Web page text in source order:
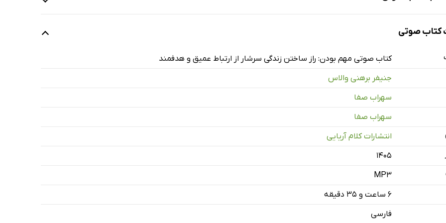
نویسنده و مقدمه
که می‌گذاری ارتباط برقرار کن
از نوع خوب
از حد اهمیت دادن
همه به یک «حامی کنار رینگ» نیاز دارند
صوتی
کتاب صوتی مهم بودن: راز ساختن زندگی سرشار از ارتباط عمیق و هدفمند
جنیفر برهنی والاس
سهراب صفا
سهراب صفا
انتشارات کلام آریایی
۱۴۰۵
MP3
۶ ساعت و ۳۵ دقیقه
فارسی